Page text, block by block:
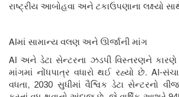
રાષ્ટ્રીય આબોહવા અને ટકાઉપણાના લક્ષ્યો
AIમાં સામાન્ય વલણ અને ઊર્જાની માંગ
AIઅને ડેટા સેન્ટરના ઝડપી વિસ્તરણને કારણે
માંગમાં નોંધપાત્ર વધારો થઈ રહ્યો છે. AI-
વધતા, 2030 સુધીમાં વૈશ્વિક ડેટા સેન્ટરનો